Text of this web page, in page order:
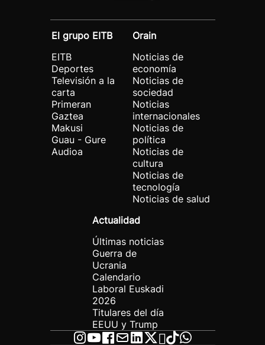
El grupo EITB
EITB
Deportes
Televisión a la
carta
Primeran
Gaztea
Makusi
Guau - Gure
Audioa
Orain
Noticias de
economía
Noticias de
sociedad
Noticias
internacionales
Noticias de
política
Noticias de
cultura
Noticias de
tecnología
Noticias de salud
Actualidad
Últimas noticias
Guerra de
Ucrania
Calendario
Laboral Euskadi
2026
Titulares del día
EEUU y Trump